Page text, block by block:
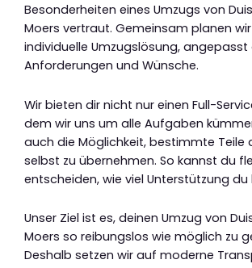
Besonderheiten eines Umzugs von
Moers vertraut. Gemeinsam planen
individuelle Umzugslösung, angepasst
Anforderungen und Wünsche.
Wir bieten dir nicht nur einen Full-
dem wir uns um alle Aufgaben
auch die Möglichkeit, bestimmte Teile
selbst zu übernehmen. So kannst du
entscheiden, wie viel Unterstützung
Unser Ziel ist es, deinen Umzug von
Moers so reibungslos wie möglich zu
Deshalb setzen wir auf moderne